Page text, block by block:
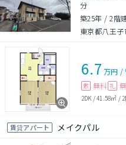
分
築25年 /2階
東京都八王
6.7 万円 /
敷 無料 礼
2DK /41.58㎡ /
賃貸アパート メイクパル